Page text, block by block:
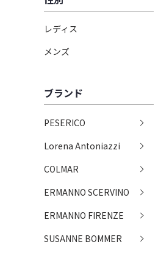
レディス
メンズ
ブランド
PESERICO
Lorena Antoniazzi
COLMAR
ERMANNO SCERVINO
ERMANNO FIRENZE
SUSANNE BOMMER